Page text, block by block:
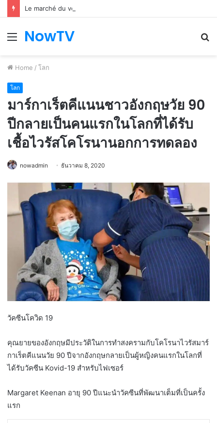
Le marché du véhicule d’occasion en plein essor
Menu
NowTV
Home / โลก
โลก
มาร์กาเร็ตคีแนนชาวอังกฤษวัย 90
ปีกลายเป็นคนแรกในโลกที่ได้รับ
เชื้อไวรัสโคโรนานอกการทดลอง
nowadmin ธันวาคม 8, 2020
วัคซีนโควิด 19
คุณยายของอังกฤษมีประวัติในการทำสงครามกับโคโรนาไวรัสมาร์
กาเร็ตคีแนนวัย 90 ปีจากอังกฤษกลายเป็นผู้หญิงคนแรกในโลกที่
ได้รับวัคซีน Kovid-19 สำหรับไฟเซอร์
Margaret Keenan อายุ 90 ปีแนะนำวัคซีนที่พัฒนาเต็มที่เป็นครั้ง
แรก